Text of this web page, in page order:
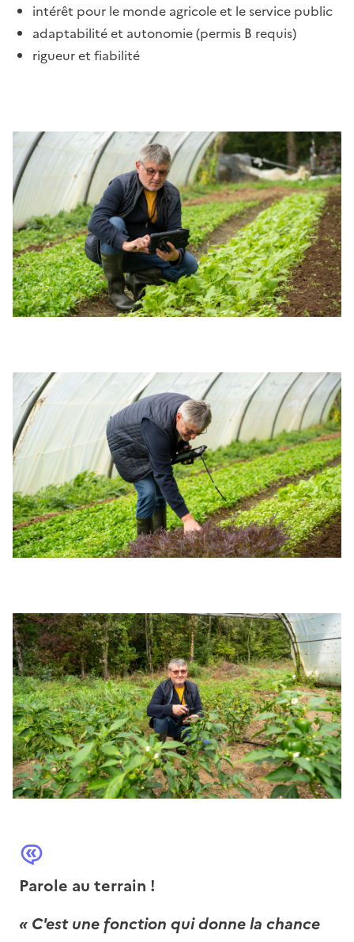
intérêt pour le monde agricole et le service public
adaptabilité et autonomie (permis B requis)
rigueur et fiabilité
Parole au terrain !
« C'est une fonction qui donne la chance